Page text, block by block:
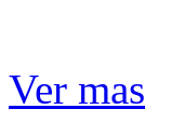
Ver mas